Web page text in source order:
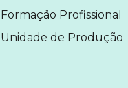
Formação Profissional
Unidade de Produção